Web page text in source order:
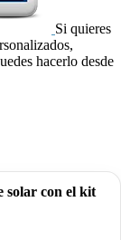
Si quieres
hacerlo desde
solar con el kit